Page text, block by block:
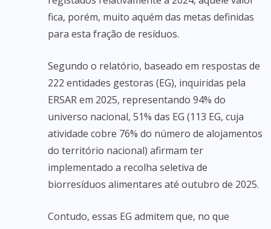
fica, porém, muito aquém das metas definidas
para esta fração de resíduos.
Segundo o relatório, baseado em respostas de
222 entidades gestoras (EG), inquiridas pela
ERSAR em 2025, representando 94% do
universo nacional, 51% das EG (113 EG, cuja
atividade cobre 76% do número de alojamentos
do território nacional) afirmam ter
implementado a recolha seletiva de
biorresíduos alimentares até outubro de 2025.
Contudo, essas EG admitem que, no que